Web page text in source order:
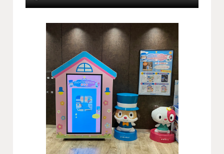
採用情報
協力会社・スタッフ募集
お問い合わせ